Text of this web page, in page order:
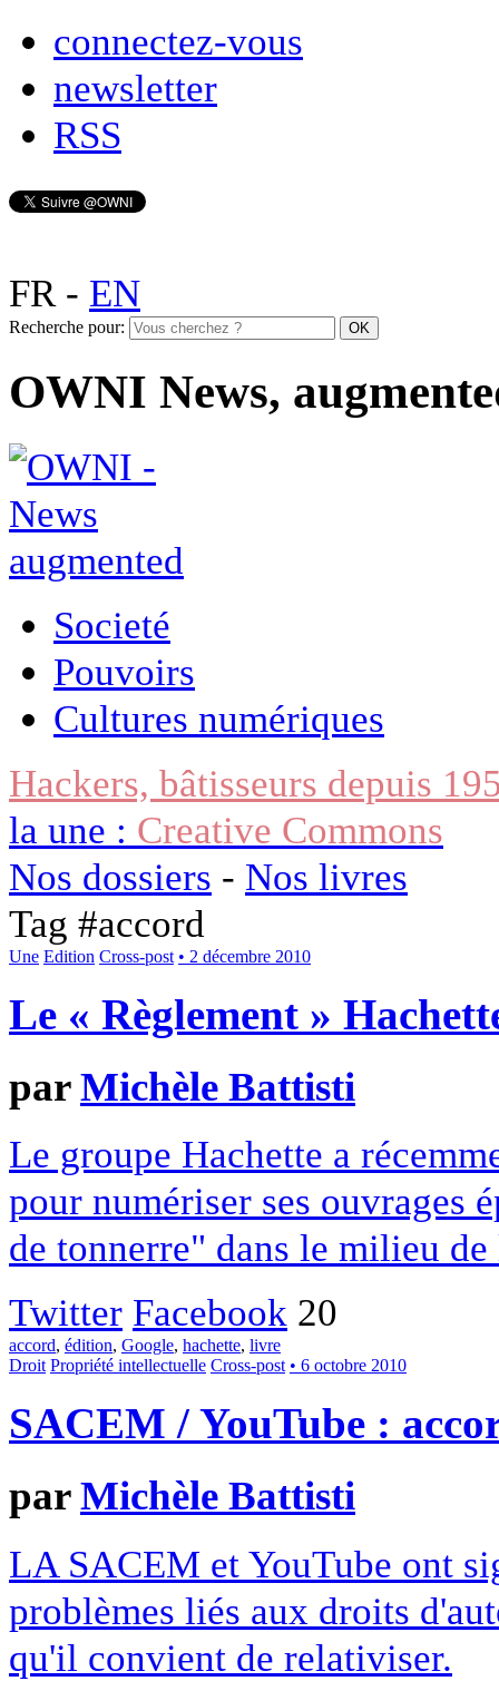
connectez-vous
newsletter
RSS
FR- EN
Recherche pour:
OWNI News,
Societé
Pouvoirs
Cultures numériques
Hackers, bâtisseurs depuis
la une : Creative Commons
Nos dossiers - Nos livres
Tag #accord
Une Edition Cross-post • 2 décembre 2010
Le « Règlement »
parMichèle Battisti
Le groupe Hachette a
pour numériser ses ouvrages
de tonnerre" dans le milieu
Twitter Facebook 20
accord, édition, Google, hachette, livre
Droit Propriété intellectuelle Cross-post • 6 octobre 2010
SACEM / YouTube :
parMichèle Battisti
LA SACEM et YouTube ont
problèmes liés aux droits
qu'il convient de relativiser.